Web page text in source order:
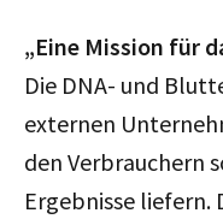
„Eine Mission für
Die DNA- und
externen
den Verbrauchern
Ergebnisse liefern.